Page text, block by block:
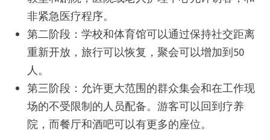
非紧急医疗程序。
第二阶段：学校和体育馆可以通过保持社交距离
重新开放，旅行可以恢复，聚会可以增加到50
人。
第三阶段：允许更大范围的群众集会和在工作现
场的不受限制的人员配备。游客可以回到疗养
院，而餐厅和酒吧可以有更多的座位。